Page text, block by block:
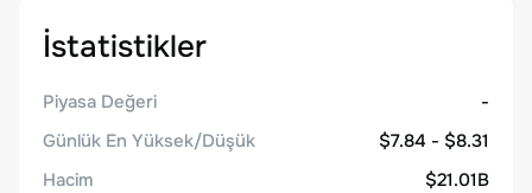
İstatistikler
Piyasa Değeri
-
Günlük En Yüksek/Düşük
$7.84 - $8.31
Hacim
$21.01B